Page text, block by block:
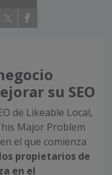
su SEO
de Likeable Local,
Major Problem
el que comienza
propietarios de
en el